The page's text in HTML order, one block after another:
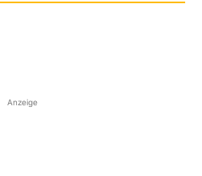
Anzeige